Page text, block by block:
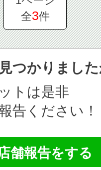
全3件
つかりまし
トは是非
告ください！
舗報告をする